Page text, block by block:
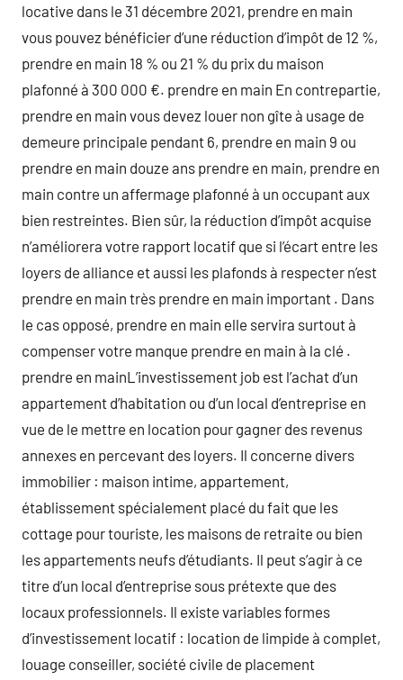
locative dans le 31 décembre 2021, prendre en main
vous pouvez bénéficier d’une réduction d’impôt de 12 %,
prendre en main 18 % ou 21 % du prix du maison
plafonné à 300 000 €. prendre en main En contrepartie,
prendre en main vous devez louer non gîte à usage de
demeure principale pendant 6, prendre en main 9 ou
prendre en main douze ans prendre en main, prendre en
main contre un affermage plafonné à un occupant aux
bien restreintes. Bien sûr, la réduction d’impôt acquise
n’améliorera votre rapport locatif que si l’écart entre les
loyers de alliance et aussi les plafonds à respecter n’est
prendre en main très prendre en main important . Dans
le cas opposé, prendre en main elle servira surtout à
compenser votre manque prendre en main à la clé .
prendre en mainL’investissement job est l’achat d’un
appartement d’habitation ou d’un local d’entreprise en
vue de le mettre en location pour gagner des revenus
annexes en percevant des loyers. Il concerne divers
immobilier : maison intime, appartement,
établissement spécialement placé du fait que les
cottage pour touriste, les maisons de retraite ou bien
les appartements neufs d’étudiants. Il peut s’agir à ce
titre d’un local d’entreprise sous prétexte que des
locaux professionnels. Il existe variables formes
d’investissement locatif : location de limpide à complet,
louage conseiller, société civile de placement